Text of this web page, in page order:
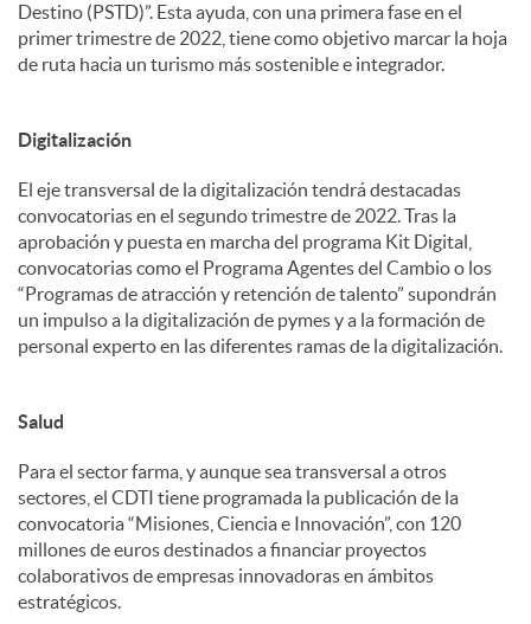
Destino (PSTD)”. Esta ayuda, con una primera fase en el
primer trimestre de 2022, tiene como objetivo marcar la hoja
de ruta hacia un turismo más sostenible e integrador.
Digitalización
El eje transversal de la digitalización tendrá destacadas
convocatorias en el segundo trimestre de 2022. Tras la
aprobación y puesta en marcha del programa Kit Digital,
convocatorias como el Programa Agentes del Cambio o los
“Programas de atracción y retención de talento” supondrán
un impulso a la digitalización de pymes y a la formación de
personal experto en las diferentes ramas de la digitalización.
Salud
Para el sector farma, y aunque sea transversal a otros
sectores, el CDTI tiene programada la publicación de la
convocatoria “Misiones, Ciencia e Innovación”, con 120
millones de euros destinados a financiar proyectos
colaborativos de empresas innovadoras en ámbitos
estratégicos.